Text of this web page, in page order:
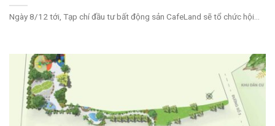
Ngày 8/12 tới, Tạp chí đầu tư bất động sản CafeLand sẽ tổ chức hội...